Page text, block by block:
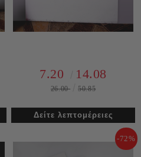
7.20 14.08
26.00 50.85
Δείτε λεπτομέρειες
-72%